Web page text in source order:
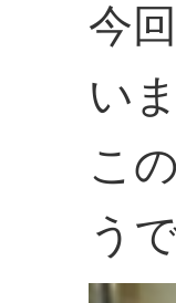
今
い
こ
う